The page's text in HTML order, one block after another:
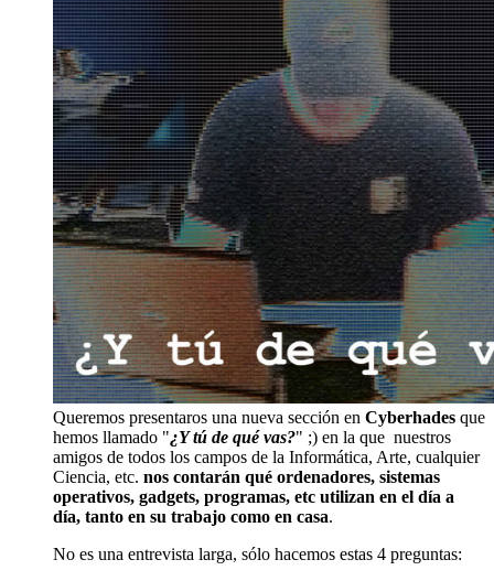
Queremos presentaros una nueva sección en Cyberhades que
hemos llamado "¿Y tú de qué vas?" ;) en la que nuestros
amigos de todos los campos de la Informática, Arte, cualquier
Ciencia, etc. nos contarán qué ordenadores, sistemas
operativos, gadgets, programas, etc utilizan en el día a
día, tanto en su trabajo como en casa.
No es una entrevista larga, sólo hacemos estas 4 preguntas: